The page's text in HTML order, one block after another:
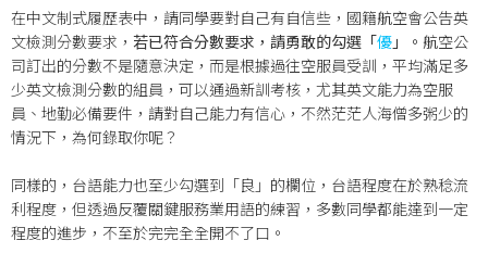
在中文制式履歷表中，請同學要對自己有自信些，國籍航空會公告英
文檢測分數要求， 若已符合分數要求，請勇敢的勾選「優 」。 航空公
司訂出的分數不是隨意決定，而是根據過往空服員受訓，平均滿足多
少英文檢測分數的組員，可以通過新訓考核，尤其英文能力為空服
員、地勤必備要件，請對自己能力有信心，不然茫茫人海僧多粥少的
情況下，為何錄取你呢？
同樣的，台語能力也至少勾選到「良」的欄位，台語程度在於熟稔流
利程度，但透過反覆關鍵服務業用語的練習，多數同學都能達到一定
程度的進步，不至於完完全全開不了口。